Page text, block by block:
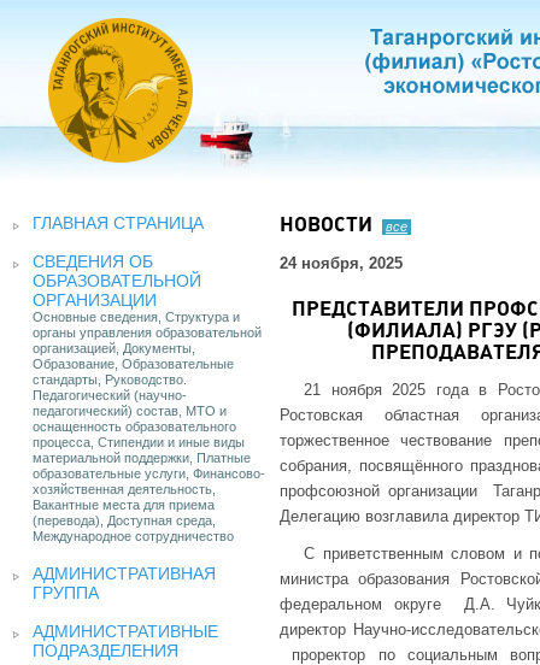
ГЛАВНАЯ СТРАНИЦА
СВЕДЕНИЯ ОБ
ОБРАЗОВАТЕЛЬНОЙ
ОРГАНИЗАЦИИ
Основные сведения, Структура и
органы управления образовательной
организацией, Документы,
Образование, Образовательные
стандарты, Руководство.
Педагогический (научно-
педагогический) состав, МТО и
оснащенность образовательного
процесса, Стипендии и иные виды
материальной поддержки, Платные
образовательные услуги, Финансово-
хозяйственная деятельность,
Вакантные места для приема
(перевода), Доступная среда,
Международное сотрудничество
АДМИНИСТРАТИВНАЯ
ГРУППА
АДМИНИСТРАТИВНЫЕ
ПОДРАЗДЕЛЕНИЯ
НОВОСТИ все
24 ноября, 2025
ПРЕДСТАВИТЕЛИ
(ФИЛИАЛА) РГЭУ
21 ноября 2025 года в
Ростовская областная
торжественное чествование
собрания, посвящённого
профсоюзной организации
Делегацию возглавила директор
С приветственным словом и
министра образования
федеральном округе Д.А.
директор Научно-
проректор по социальным